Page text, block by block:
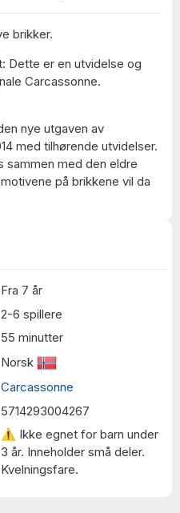
Fra 7 år
2-6 spillere
55 minutter
Norsk
Carcassonne
5714293004267
⚠ Ikke egnet for barn under
3 år. Inneholder små deler.
Kvelningsfare.
brikker.
Dette er en utvidelse og
Carcassonne.
nye utgaven av
med tilhørende utvidelser.
sammen med den eldre
på brikkene vil da